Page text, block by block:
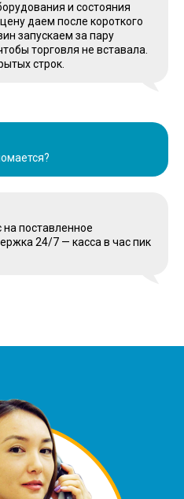
и состояния
даем после короткого
запускаем за пару
торговля не вставала.
строк.
на поставленное
24/7 — касса в час пик